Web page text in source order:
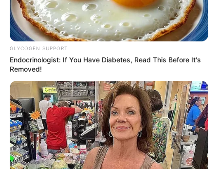
Magnetic Floating Bed: All That Luxury For Mere
$1.6 Mil?
BRAINBERRIES
GLYCOGEN SUPPORT
Endocrinologist: If You Have Diabetes, Read This Before It's
Removed!